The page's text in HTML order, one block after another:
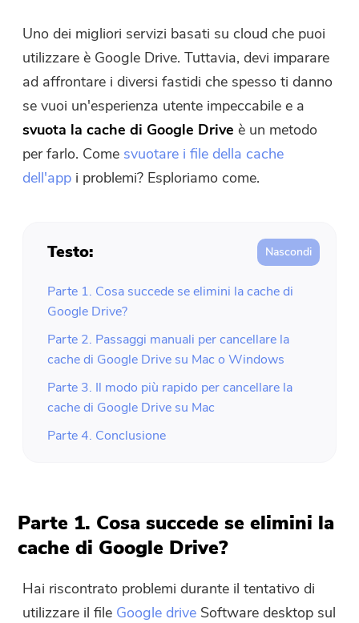
Video Converter gratuito
Video Editor gratuito
Compressore di Foto gratuito
Compressore di PDF gratuito
Uno dei migliori servizi basati su cloud che puoi
utilizzare è Google Drive. Tuttavia, devi imparare
ad affrontare i diversi fastidi che spesso ti danno
se vuoi un'esperienza utente impeccabile e a
svuota la cache di Google Drive è un metodo
per farlo. Come svuotare i file della cache
dell'app i problemi? Esploriamo come.
Testo:
Parte 1. Cosa succede se elimini la cache di
Google Drive?
Parte 2. Passaggi manuali per cancellare la
cache di Google Drive su Mac o Windows
Parte 3. Il modo più rapido per cancellare la
cache di Google Drive su Mac
Parte 4. Conclusione
Parte 1. Cosa succede se elimini la
cache di Google Drive?
Hai riscontrato problemi durante il tentativo di
utilizzare il file Google drive Software desktop sul